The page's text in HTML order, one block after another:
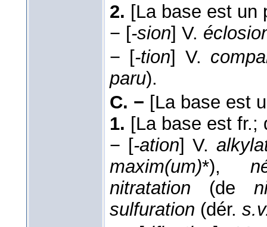
2. [La base est un
− [-sion] V.
− [-tion] V.
paru).
C. − [La base est
1. [La base est fr.;
− [-ation] V.
maxim(um)*),
nitratation (de
sulfuration (dér.